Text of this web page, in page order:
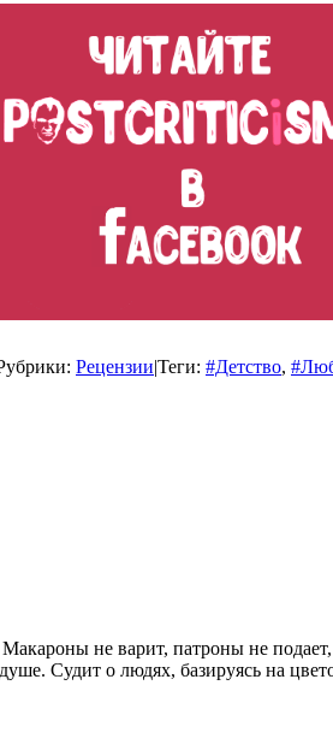
Рецензии|Теги: #Детство,
не варит, патроны не
Судит о людях, базируясь на